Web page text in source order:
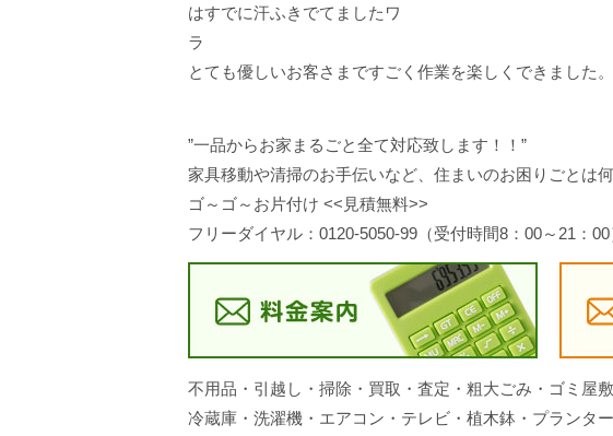
はすでに汗ふきでてましたワ
とても優しいお客さまですごく作業を楽しくできました
”一品からお家まるごと全て対応致します！！”
家具移動や清掃のお手伝いなど、住まいのお困りごとは
ゴ～ゴ～お片付け <<見積無料>>
フリーダイヤル：0120-5050-99（受付時間8：00～21：00
不用品・引越し・掃除・買取・査定・粗大ごみ・ゴミ屋敷
冷蔵庫・洗濯機・エアコン・テレビ・植木鉢・プランタ